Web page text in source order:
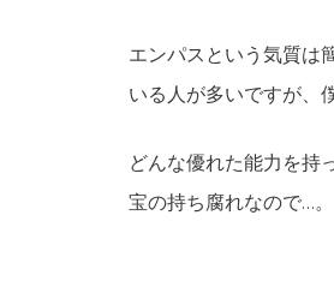
エンパスという気質は
いる人が多いですが、
どんな優れた能力を持
宝の持ち腐れなので…。